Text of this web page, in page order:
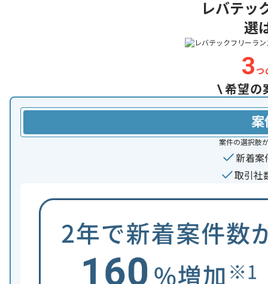
レバテッ
選
3 つ
\希望の
案
案件の選択肢
新着案
取引社